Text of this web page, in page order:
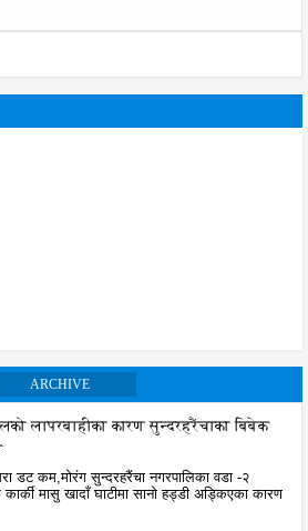
ARCHIVE
लापरबाहीका कारण सुन्दरहरैंचाका बिबेक
डट कम,मोरंग सुन्दरहरैंचा नगरपालिका वडा -२
कार्की मासु खादाँ घाटीमा सानो हड्डी अड्किएका कारण